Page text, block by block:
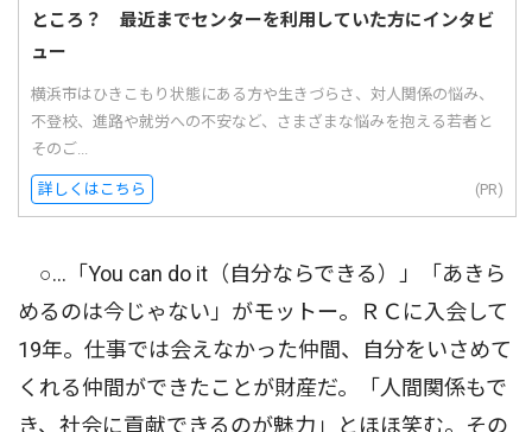
ところ？ 最近までセンターを利用していた方にインタビ
ュー
横浜市はひきこもり状態にある方や生きづらさ、対人関係の悩み、
不登校、進路や就労への不安など、さまざまな悩みを抱える若者と
そのご...
詳しくはこちら (PR)
○…「You can do it（自分ならできる）」「あきら
めるのは今じゃない」がモットー。ＲＣに入会して
19年。仕事では会えなかった仲間、自分をいさめて
くれる仲間ができたことが財産だ。「人間関係もで
き、社会に貢献できるのが魅力」とほほ笑む。その